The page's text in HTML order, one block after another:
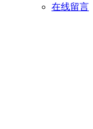
在线留言